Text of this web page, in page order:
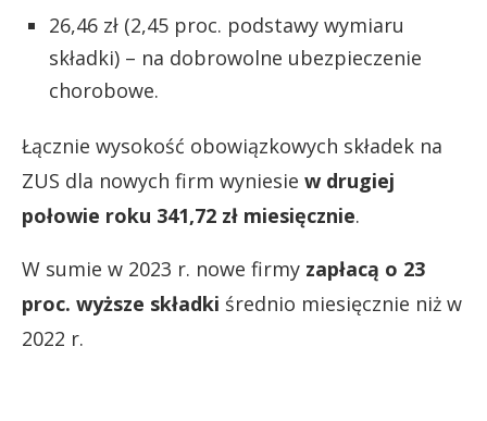
26,46 zł (2,45 proc. podstawy wymiaru
składki) – na dobrowolne ubezpieczenie
chorobowe.
Łącznie wysokość obowiązkowych składek na
ZUS dla nowych firm wyniesie w drugiej
połowie roku 341,72 zł miesięcznie.
W sumie w 2023 r. nowe firmy zapłacą o 23
proc. wyższe składki średnio miesięcznie niż w
2022 r.